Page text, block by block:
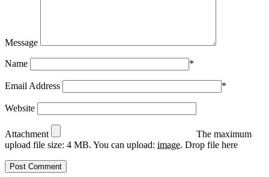
Message
Name *
Email Address *
Website
Attachment
The maximum
upload file size: 4 MB. You can upload: image. Drop file here